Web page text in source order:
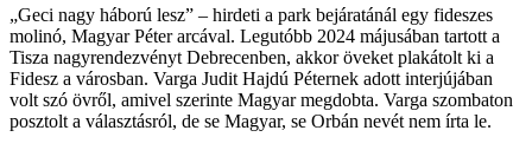
„Geci nagy háború lesz” – hirdeti a park bejáratánál egy fideszes
molinó, Magyar Péter arcával. Legutóbb 2024 májusában tartott a
Tisza nagyrendezvényt Debrecenben, akkor öveket plakátolt ki a
Fidesz a városban. Varga Judit Hajdú Péternek adott interjújában
volt szó övről, amivel szerinte Magyar megdobta. Varga szombaton
posztolt a választásról, de se Magyar, se Orbán nevét nem írta le.